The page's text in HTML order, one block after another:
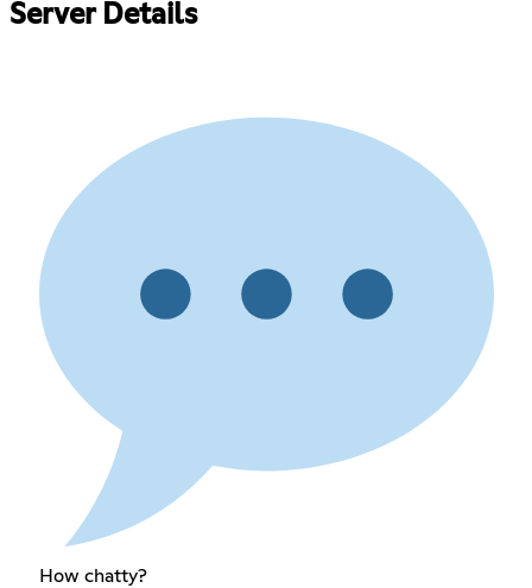
Server Details
How chatty?